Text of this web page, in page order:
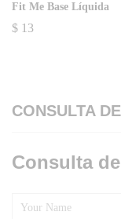
Fit Me Base Líquida
$ 13
CONSULTA
Consulta